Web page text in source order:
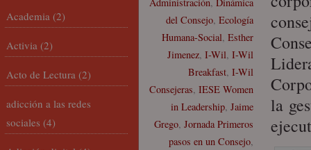
del Consejo, Ecología
Humana-Social, Esther
Jimenez, I-Wil, I-Wil
Breakfast, I-Wil
Consejeras, IESE Women
in Leadership, Jaime
Grego, Jornada Primeros
pasos en un Consejo,
la
Academia (2)
Activia (2)
Acto de Lectura (2)
adicción a las redes
sociales (4)